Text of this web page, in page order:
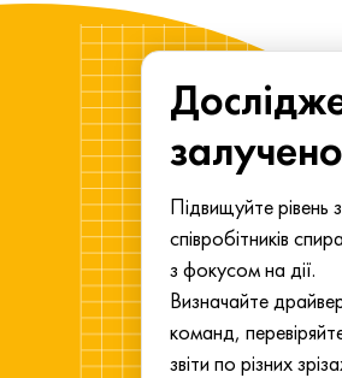
Підвищуйте рівень
співробітників
з фокусом на дії.
Визначайте
команд,
звіти по різних